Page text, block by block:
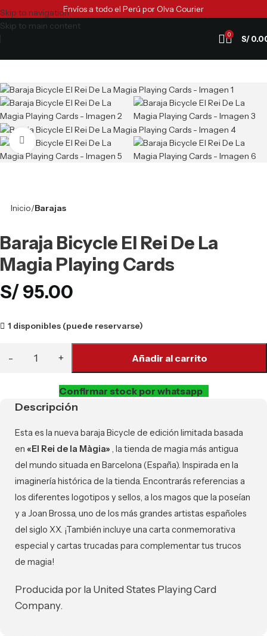
Skip to navigation
Skip to main content
Envíos a todo el Perú por Olva Courier
0 S/
Clic para ampliar
Inicio Barajas
Baraja Bicycle El Rei De La
Magia Playing Cards
S/95.00
1 disponibles (puede reservarse)
Añadir al carrito
Confirmar stock por whatsapp
Descripción
Esta es la nueva baraja Bicycle de edición limitada basada
en «El Rei de la Màgia» , la tienda de magia más antigua
del mundo situada en Barcelona (España). Inspirada en la
imaginería histórica de la tienda. Encontrarás referencias a
los diferentes logotipos y sellos, a los magos que la poseían
y a Joan Brossa, uno de los más grandes artistas españoles
del siglo XX. ¡También incluye una carta conmemorativa
especial y cartas trucadas para complementar tus trucos
de magia!
Producida por la United States Playing Card
Company.